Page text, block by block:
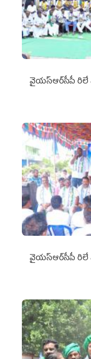
వైయ‌స్ఆర్‌సీపీ రిలే
వైయ‌స్ఆర్‌సీపీ రిలే